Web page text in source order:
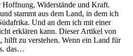
Hoffnung, Widerstände und Kraft.
stammt aus dem Land, in dem ich
Und an dem ich mit einer
erklären kann. Dieser Artikel von
hilft zu verstehen. Wenn ein Land für
das…